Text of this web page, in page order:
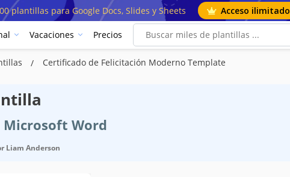
plantillas para Google Docs, Slides y Sheets Acceso ilimitado
Vacaciones Precios
Certificado de Felicitación Moderno Template
Microsoft Word
Liam Anderson